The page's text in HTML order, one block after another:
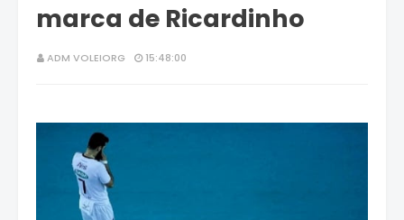
marca de Ricardinho
ADM VOLEIORG 15:48:00